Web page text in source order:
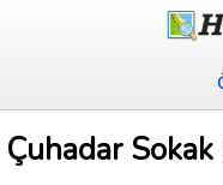
Çuhadar Sokak